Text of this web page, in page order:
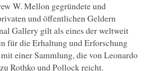
W. Mellon gegründete und
und öffentlichen Geldern
Gallery gilt als eines der weltweit
für die Erhaltung und Erforschung
einer Sammlung, die von Leonardo
Rothko und Pollock reicht.